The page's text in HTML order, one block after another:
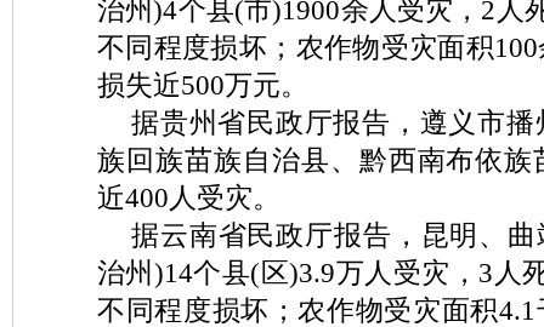
治州)4个县(市)1900余人受灾，2人
不同程度损坏；农作物受灾面积
损失近500万元。
据贵州省民政厅报告，遵义市
族回族苗族自治县、黔西南布依族
近400人受灾。
据云南省民政厅报告，昆明、
治州)14个县(区)3.9万人受灾，3人
不同程度损坏；农作物受灾面积